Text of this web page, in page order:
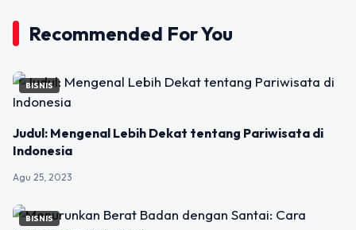
Recommended For You
BISNIS
Judul: Mengenal Lebih Dekat tentang Pariwisata di
Indonesia
Agu 25, 2023
BISNIS